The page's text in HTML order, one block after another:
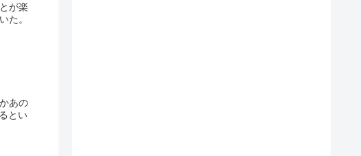
が楽
た。
あの
とい